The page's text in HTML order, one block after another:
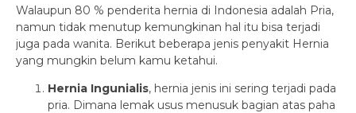
Walaupun 80 % penderita hernia di Indonesia adalah Pria,
namun tidak menutup kemungkinan hal itu bisa terjadi
juga pada wanita. Berikut beberapa jenis penyakit Hernia
yang mungkin belum kamu ketahui.
Hernia Ingunialis, hernia jenis ini sering terjadi pada
pria. Dimana lemak usus menusuk bagian atas paha